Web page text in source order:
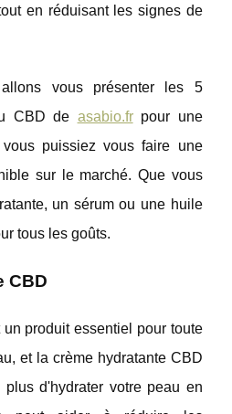
en réduisant les signes de
vous présenter les 5
CBD de asabio.frpour une
puissiez vous faire une
sur le marché. Que vous
un sérum ou une huile
tous les goûts.
CBD
produit essentiel pour toute
et la crème hydratante CBD
d'hydrater votre peau en